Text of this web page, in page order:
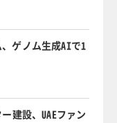
ゲノム生成AIで1
建設、UAEファン